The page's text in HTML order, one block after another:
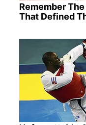
Remember
That Defined